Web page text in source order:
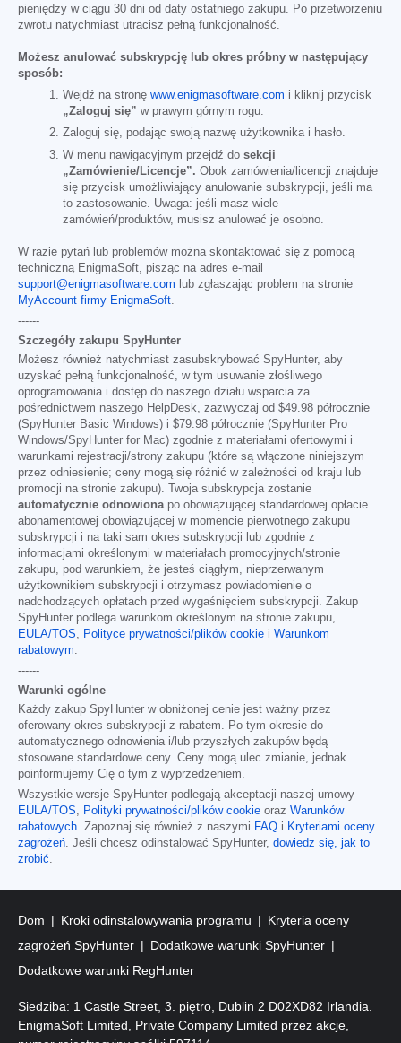
pieniędzy w ciągu 30 dni od daty ostatniego zakupu. Po przetworzeniu
zwrotu natychmiast utracisz pełną funkcjonalność.
Możesz anulować subskrypcję lub okres próbny w następujący
sposób:
Wejdź na stronę www.enigmasoftware.com i kliknij przycisk
„Zaloguj się” w prawym górnym rogu.
Zaloguj się, podając swoją nazwę użytkownika i hasło.
W menu nawigacyjnym przejdź do sekcji
„Zamówienie/Licencje”. Obok zamówienia/licencji znajduje
się przycisk umożliwiający anulowanie subskrypcji, jeśli ma
to zastosowanie. Uwaga: jeśli masz wiele
zamówień/produktów, musisz anulować je osobno.
W razie pytań lub problemów można skontaktować się z pomocą
techniczną EnigmaSoft, pisząc na adres e-mail
support@enigmasoftware.com lub zgłaszając problem na stronie
MyAccount firmy EnigmaSoft
------
Szczegóły zakupu SpyHunter
Możesz również natychmiast zasubskrybować SpyHunter, aby
uzyskać pełną funkcjonalność, w tym usuwanie złośliwego
oprogramowania i dostęp do naszego działu wsparcia za
pośrednictwem naszego HelpDesk, zazwyczaj od $49.98 półrocznie
(SpyHunter Basic Windows) i $79.98 półrocznie (SpyHunter Pro
Windows/SpyHunter for Mac) zgodnie z materiałami ofertowymi i
warunkami rejestracji/strony zakupu (które są włączone niniejszym
przez odniesienie; ceny mogą się różnić w zależności od kraju lub
promocji na stronie zakupu). Twoja subskrypcja zostanie
automatycznie odnowiona po obowiązującej standardowej opłacie
abonamentowej obowiązującej w momencie pierwotnego zakupu
subskrypcji i na taki sam okres subskrypcji lub zgodnie z
informacjami określonymi w materiałach promocyjnych/stronie
zakupu, pod warunkiem, że jesteś ciągłym, nieprzerwanym
użytkownikiem subskrypcji i otrzymasz powiadomienie o
nadchodzących opłatach przed wygaśnięciem subskrypcji. Zakup
SpyHunter podlega warunkom określonym na stronie zakupu,
EULA/TOS
Polityce prywatności/plików cookie i Warunkom
rabatowym
------
Warunki ogólne
Każdy zakup SpyHunter w obniżonej cenie jest ważny przez
oferowany okres subskrypcji z rabatem. Po tym okresie do
automatycznego odnowienia i/lub przyszłych zakupów będą
stosowane standardowe ceny. Ceny mogą ulec zmianie, jednak
poinformujemy Cię o tym z wyprzedzeniem.
Wszystkie wersje SpyHunter podlegają akceptacji naszej umowy
EULA/TOS
Polityki prywatności/plików cookie oraz Warunków
rabatowych . Zapoznaj się również z naszymi FAQ i Kryteriami oceny
zagrożeń . Jeśli chcesz odinstalować SpyHunter, dowiedz się, jak to
zrobić
Dom Kroki odinstalowywania programu
Kryteria oceny
zagrożeń SpyHunter
Dodatkowe warunki SpyHunter
Dodatkowe warunki RegHunter
Siedziba: 1 Castle Street, 3. piętro, Dublin 2 D02XD82 Irlandia.
EnigmaSoft Limited, Private Company Limited przez akcje,